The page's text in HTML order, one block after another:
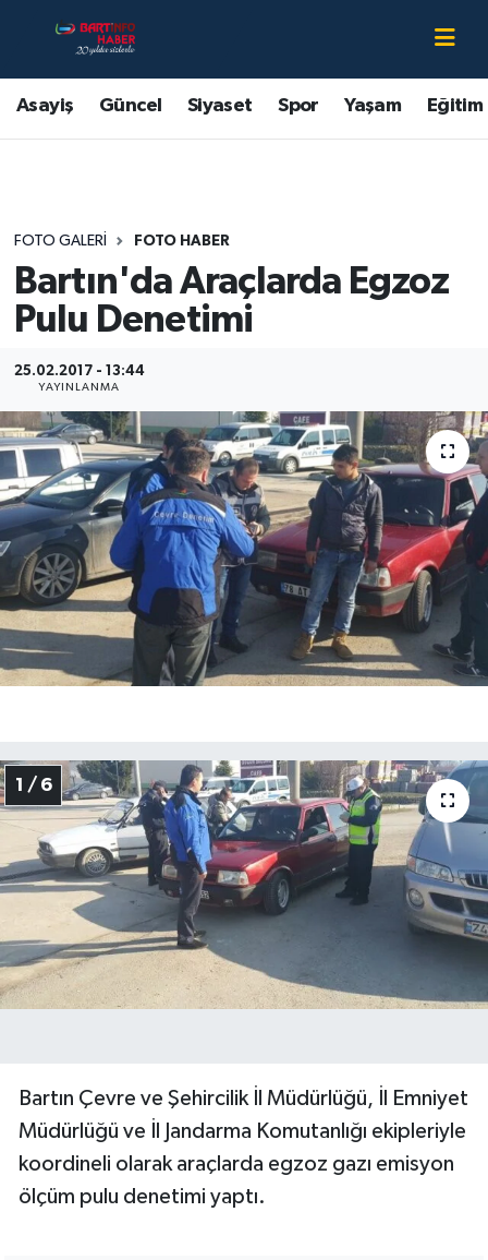
Asayiş Güncel Siyaset Spor Yaşam Eğitim
FOTO GALERI FOTO HABER
Bartın'da Araçlarda Egzoz
Pulu Denetimi
25.02.2017 - 13:44
YAYINLANMA
1 / 6
Bartın Çevre ve Şehircilik İl Müdürlüğü, İl Emniyet
Müdürlüğü ve İl Jandarma Komutanlığı ekipleriyle
koordineli olarak araçlarda egzoz gazı emisyon
ölçüm pulu denetimi yaptı.
Asayiş
Bartın Hakkında
Eğitim
Ekonomi
Güncel
Kültür-Sanat
Magazin
Medya
Sağlık
Sinema
Spor
Tarım
Turizm
Yaşam
YEREL
Bartın Nöbetçi Eczaneler
Bartın Hava Durumu
Bartın Trafik Yoğunluk Haritası
Süper Lig Puan Durumu ve Fikstür
Tüm Manşetler
Son Dakika Haberleri
Haber Arşivi